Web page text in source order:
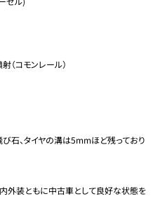
び石、タイヤの溝は5mmほど残っており
外装ともに中古車として良好な状態を